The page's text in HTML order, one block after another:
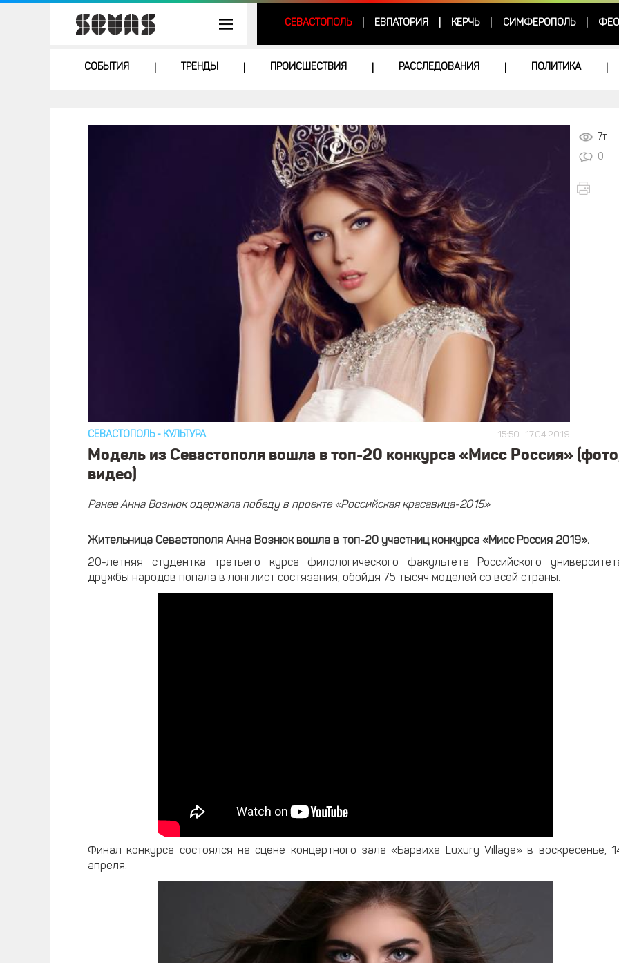
СЕВАСТОПОЛЬ ЕВПАТОРИЯ КЕРЧЬ СИМФЕРОПОЛЬ
СОБЫТИЯ ТРЕНДЫ ПРОИСШЕСТВИЯ РАССЛЕДОВАНИЯ ПОЛИТИКА
15:50 17.04.2019
СЕВАСТОПОЛЬ- КУЛЬТУРА
7т
0
Модель из Севастополя вошла в топ-20 конкурса «Мисс Россия»
видео)
Ранее Анна Вознюк одержала победу в проекте «Российская красавица-2015»
Жительница Севастополя Анна Вознюк вошла в топ-20 участниц конкурса «Мисс Россия 2019».
20-летняя студентка третьего курса филологического факультета Российского
дружбы народов попала в лонглист состязания, обойдя 75 тысяч моделей со всей страны.
Финал конкурса состоялся на сцене концертного зала «Барвиха Luxury Village» в воскресенье,
апреля.